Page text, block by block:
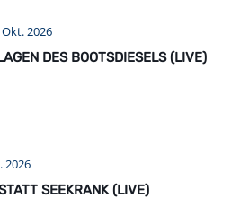
Okt. 2026
DES BOOTSDIESELS (LIVE)
2026
SEEKRANK (LIVE)